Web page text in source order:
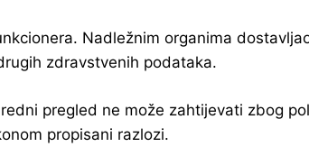
Nadležnim organima
zdravstvenih podataka.
pregled ne može zahtijevati zbog
propisani razlozi.